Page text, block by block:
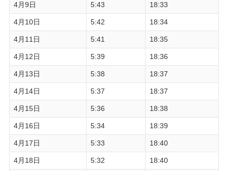
4月9日 5:43 18:33
4月10日 5:42 18:34
4月11日 5:41 18:35
4月12日 5:39 18:36
4月13日 5:38 18:37
4月14日 5:37 18:37
4月15日 5:36 18:38
4月16日 5:34 18:39
4月17日 5:33 18:40
4月18日 5:32 18:40